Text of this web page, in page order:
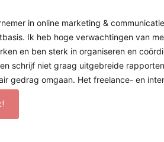
in online marketing &
Ik heb hoge verwachtingen van
en ben sterk in organiseren en
schrijf niet graag uitgebreide
gedrag omgaan. Het freelance- en